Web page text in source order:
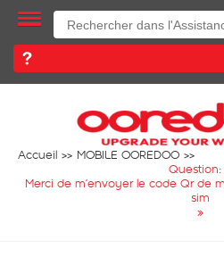
Accueil
MOBILE OOREDOO
Question:
Merci de m’envoyer le code Qr de
sim
»